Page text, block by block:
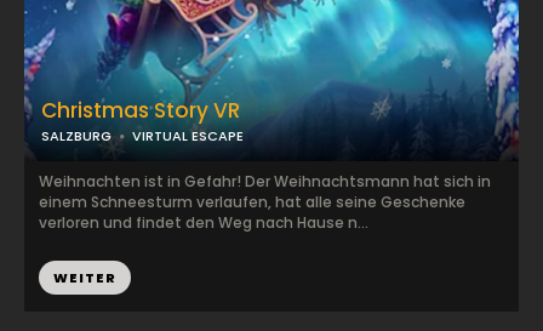
Christmas Story VR
SALZBURG VIRTUAL ESCAPE
Weihnachten ist in Gefahr! Der Weihnachtsmann hat sich in
einem Schneesturm verlaufen, hat alle seine Geschenke
verloren und findet den Weg nach Hause n...
WEITER